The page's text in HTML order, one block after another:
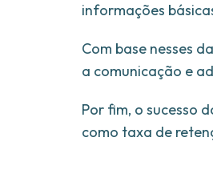
informações
Com base nesses
a comunicação e
Por fim, o sucesso
como taxa de